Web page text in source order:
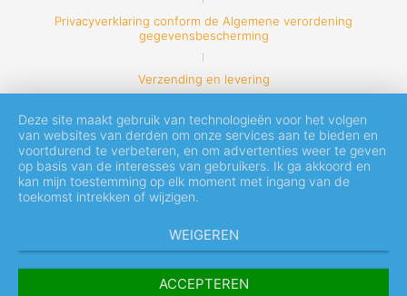
Privacyverklaring conform de Algemene verordening
gegevensbescherming
Verzending en levering
Deze site maakt gebruik van technologieën voor het volgen
van websites van derden om onze services aan te bieden en
voortdurend te verbeteren, en om advertenties weer te geven
op basis van de interesses van gebruikers. Ik ga akkoord en
kan mijn toestemming op elk moment met ingang van de
toekomst intrekken of wijzigen.
WEIGEREN
ACCEPTEREN